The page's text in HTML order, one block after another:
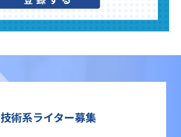
技術系ライター募集